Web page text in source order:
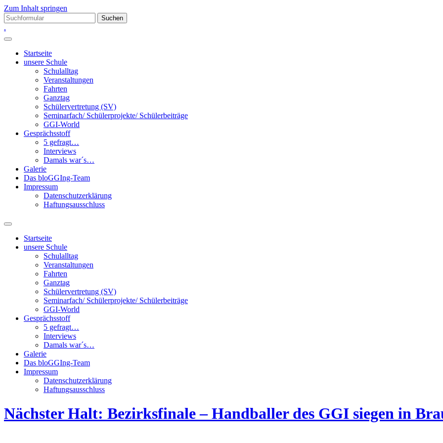
Zum Inhalt springen
Suchen
nach:
.
Startseite
unsere Schule
Schulalltag
Veranstaltungen
Fahrten
Ganztag
Schülervertretung (SV)
Seminarfach/ Schülerprojekte/ Schülerbeiträge
GGI-World
Gesprächsstoff
5 gefragt…
Interviews
Damals war´s…
Galerie
Das bloGGIng-Team
Impressum
Datenschutzerklärung
Haftungsausschluss
Suchfeld
ein-/ausblenden
Startseite
unsere Schule
Schulalltag
Veranstaltungen
Fahrten
Ganztag
Schülervertretung (SV)
Seminarfach/ Schülerprojekte/ Schülerbeiträge
GGI-World
Gesprächsstoff
5 gefragt…
Interviews
Damals war´s…
Galerie
Das bloGGIng-Team
Impressum
Datenschutzerklärung
Haftungsausschluss
Nächster Halt: Bezirksfinale – Handballer des GGI siegen in